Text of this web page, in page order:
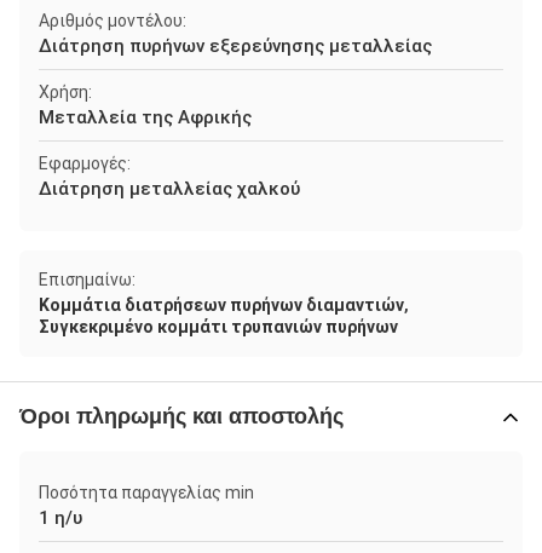
Αριθμός μοντέλου:
Διάτρηση πυρήνων εξερεύνησης μεταλλείας
Χρήση:
Μεταλλεία της Αφρικής
Εφαρμογές:
Διάτρηση μεταλλείας χαλκού
Επισημαίνω:
Κομμάτια διατρήσεων πυρήνων διαμαντιών,
Συγκεκριμένο κομμάτι τρυπανιών πυρήνων
Όροι πληρωμής και αποστολής
Ποσότητα παραγγελίας min
1 η/υ